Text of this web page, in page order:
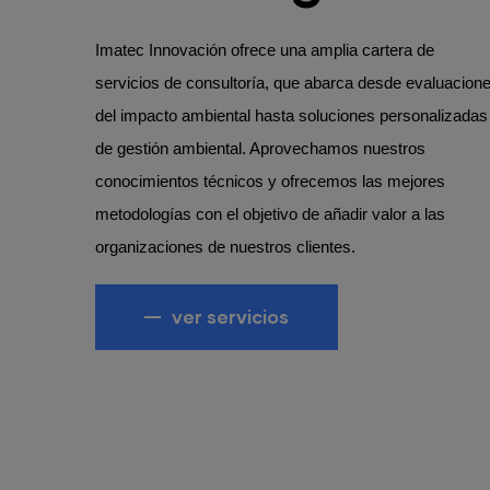
Imatec Innovación ofrece una amplia cartera de
servicios de consultoría, que abarca desde
del impacto ambiental hasta soluciones personalizadas
de gestión ambiental. Aprovechamos nuestros
conocimientos técnicos y ofrecemos las mejores
metodologías con el objetivo de añadir valor a las
organizaciones de nuestros clientes.
ver servicios